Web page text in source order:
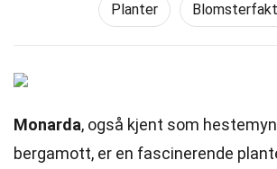
Planter
Monarda, også kjent som
bergamott, er en fascinerende